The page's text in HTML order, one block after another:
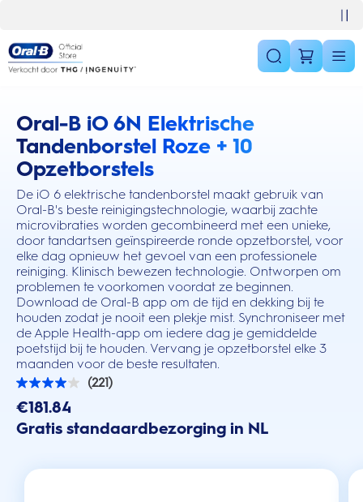
Oral-B iO 6N Elektrische
Tandenborstel Roze + 10
Opzetborstels
De iO 6 elektrische tandenborstel maakt gebruik van
Oral-B's beste reinigingstechnologie, waarbij zachte
microvibraties worden gecombineerd met een unieke,
door tandartsen geïnspireerde ronde opzetborstel, voor
elke dag opnieuw het gevoel van een professionele
reiniging. Klinisch bewezen technologie. Ontworpen om
problemen te voorkomen voordat ze beginnen.
Download de Oral-B app om de tijd en dekking bij te
houden zodat je nooit een plekje mist. Synchroniseer met
de Apple Health-app om iedere dag je gemiddelde
poetstijd bij te houden. Vervang je opzetborstel elke 3
maanden voor de beste resultaten.
this action will scroll you to the reviews section
(221)
4.0
van
de
5
sterren.
€181.84
Gratis standaardbezorging in NL